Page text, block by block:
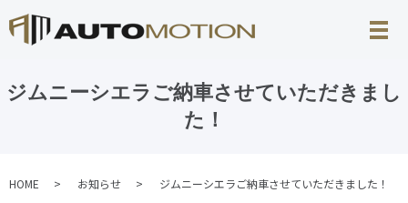
ジムニーシエラご納車させていただきまし
た！
HOME お知らせ ジムニーシエラご納車させていただきました！